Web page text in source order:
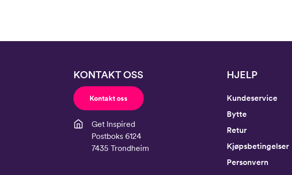
KONTAKT OSS
Kontakt oss
Get Inspired
Postboks 6124
7435 Trondheim
HJELP
Kundeservice
Bytte
Retur
Kjøpsbetingelser
Personvern